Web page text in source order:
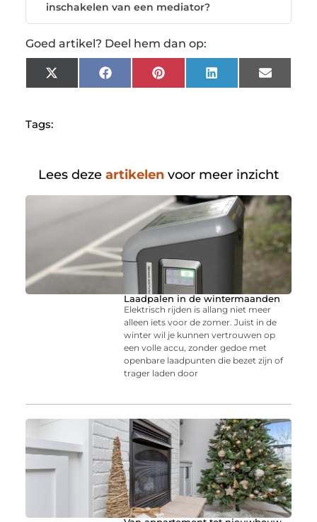
inschakelen van een mediator?
Goed artikel? Deel hem dan op:
X
(Twitter)
FacebookPinterest LinkedIn Email
Tags:
Lees deze artikelen voor meer inzicht
Laadpalen in de wintermaanden
Elektrisch rijden is allang niet meer
alleen iets voor de zomer. Juist in de
winter wil je kunnen vertrouwen op
een volle accu, zonder gedoe met
openbare laadpunten die bezet zijn of
trager laden door